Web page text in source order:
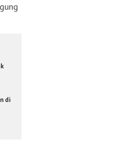
di